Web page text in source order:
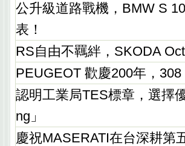
公升級道路戰機，BMW S
表！
RS自由不羈絆，SKODA
PEUGEOT 歡慶200年，
認明工業局TES標章，選擇
ng」
慶祝MASERATI在台深耕第